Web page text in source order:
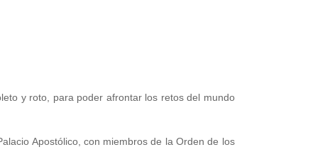
y roto, para poder afrontar los retos del mundo
Apostólico, con miembros de la Orden de los